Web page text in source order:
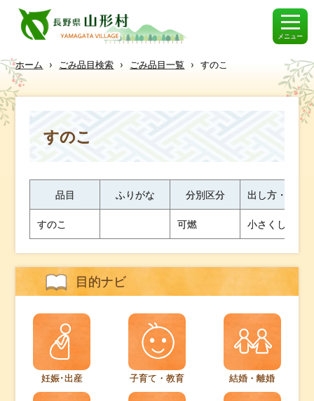
メニュー
ホーム › ごみ品目検索 › ごみ品目一覧 › すのこ
すのこ
品目 ふりがな 分別区分 出し方・ワン
すのこ 可燃 小さくしてく
目的ナビ
妊娠･出産 子育て・教育 結婚・離婚